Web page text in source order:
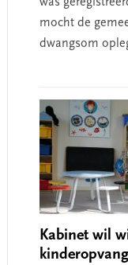
mocht de
dwangsom
Kabinet wil